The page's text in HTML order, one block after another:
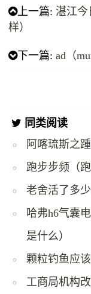
上一篇: 湛江今
样）
下一篇:ad（
同类阅读
阿喀琉斯之
跑步步频（
老舍活了多
哈弗h6气囊
是什么）
颗粒钓鱼应
工商局机构